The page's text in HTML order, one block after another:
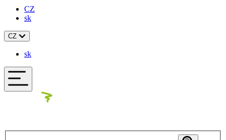
CZ
sk
CZ
sk